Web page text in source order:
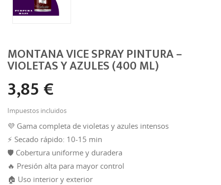
MONTANA VICE SPRAY PINTURA –
VIOLETAS Y AZULES (400 ML)
3,85 €
Impuestos incluidos
💜 Gama completa de violetas y azules intensos
⚡ Secado rápido: 10-15 min
🛡️ Cobertura uniforme y duradera
🔥 Presión alta para mayor control
🏠 Uso interior y exterior